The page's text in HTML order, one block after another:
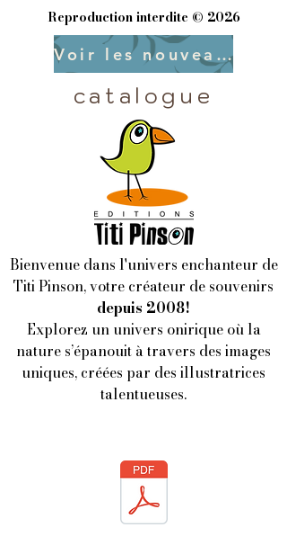
Reproduction interdite © 2026
Voir les nouveautés
catalogue
Bienvenue dans l'univers enchanteur de
Titi Pinson, votre créateur de souvenirs
depuis 2008!
Explorez un univers onirique où la
nature s’épanouit à travers des images
uniques, créées par des illustratrices
talentueuses.